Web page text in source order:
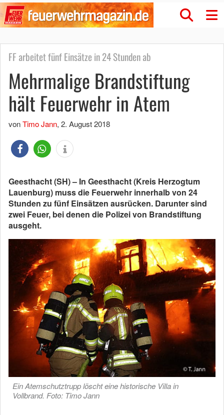
FF arbeitet fünf Einsätze in 24 Stunden ab
Mehrmalige Brandstiftung
hält Feuerwehr in Atem
vonTimo Jann, 2. August 2018
Geesthacht (SH) – In Geesthacht (Kreis Herzogtum
Lauenburg) muss die Feuerwehr innerhalb von 24
Stunden zu fünf Einsätzen ausrücken. Darunter sind
zwei Feuer, bei denen die Polizei von Brandstiftung
ausgeht.
Ein Atemschutztrupp löscht eine historische Villa in
Vollbrand. Foto: Timo Jann